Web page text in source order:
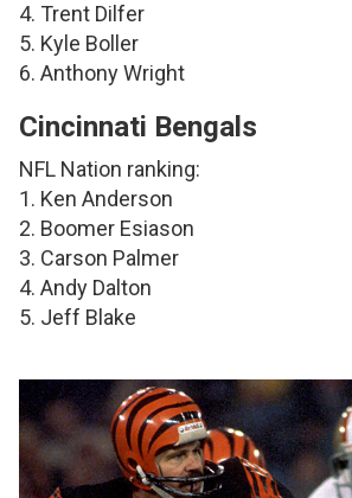
4. Trent Dilfer
5. Kyle Boller
6. Anthony Wright
Cincinnati Bengals
NFL Nation ranking:
1. Ken Anderson
2. Boomer Esiason
3. Carson Palmer
4. Andy Dalton
5. Jeff Blake